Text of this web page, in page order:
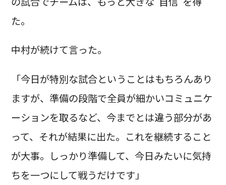
た。
中村が続けて言った。
「今日が特別な試合ということはもちろんあり
ますが、準備の段階で全員が細かいコミュニケ
ーションを取るなど、今までとは違う部分があ
って、それが結果に出た。これを継続すること
が大事。しっかり準備して、今日みたいに気持
ちを一つにして戦うだけです」